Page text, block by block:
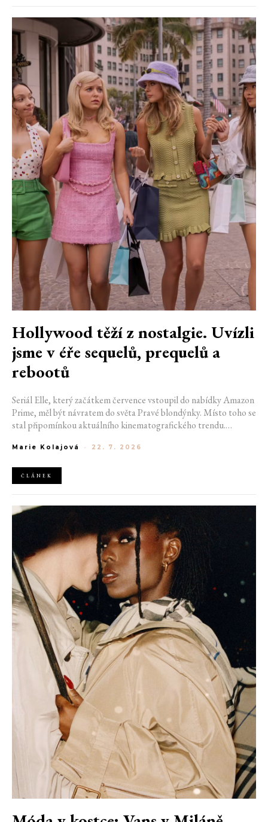
Hollywood těží z nostalgie. Uvízli
jsme v éře sequelů, prequelů a
rebootů
Seriál Elle, který začátkem července vstoupil do nabídky Amazon
Prime, měl být návratem do světa Pravé blondýnky. Místo toho se
stal připomínkou aktuálního kinematografického trendu.
Prequely, sequely, spin-offy i rebooty zaplnily kina i streamovací
vzácností. Proč se filmový průmysl tak moc bojí nových nápadů?
A můžeme si za to sami?
Marie Kolajová - 22. 7. 2026
ČLÁNEK